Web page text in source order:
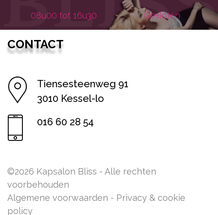
08u00 tot 16u30 Gesloten
CONTACT
Tiensesteenweg 91
3010 Kessel-lo
016 60 28 54
©2026 Kapsalon Bliss - Alle rechten
voorbehouden
Algemene voorwaarden - Privacy & cookie
policy